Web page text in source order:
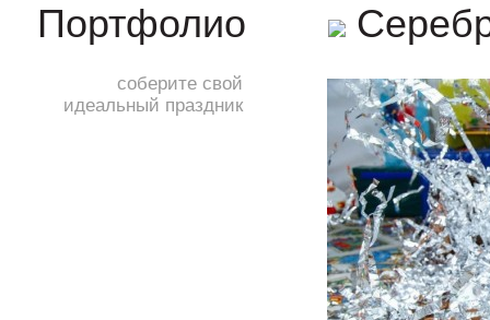
соберите свой
идеальный праздник
Портфолио